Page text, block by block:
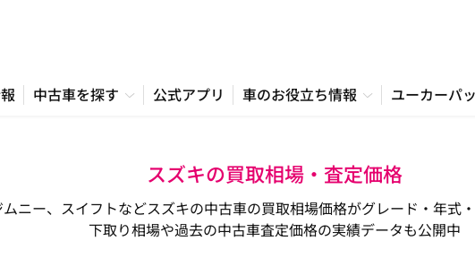
中古車を探す 公式アプリ 車のお役立ち情報 ユーカーパ
スズキの買取相場・査定価格
ニー、スイフトなどスズキの中古車の買取相場価格がグレード・年式
下取り相場や過去の中古車査定価格の実績データも公開中